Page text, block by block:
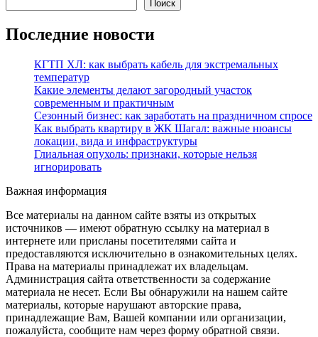
Поиск
Последние новости
КГТП ХЛ: как выбрать кабель для экстремальных
температур
Какие элементы делают загородный участок
современным и практичным
Сезонный бизнес: как заработать на праздничном спросе
Как выбрать квартиру в ЖК Шагал: важные нюансы
локации, вида и инфраструктуры
Глиальная опухоль: признаки, которые нельзя
игнорировать
Важная информация
Все материалы на данном сайте взяты из открытых
источников — имеют обратную ссылку на материал в
интернете или присланы посетителями сайта и
предоставляются исключительно в ознакомительных целях.
Права на материалы принадлежат их владельцам.
Администрация сайта ответственности за содержание
материала не несет. Если Вы обнаружили на нашем сайте
материалы, которые нарушают авторские права,
принадлежащие Вам, Вашей компании или организации,
пожалуйста, сообщите нам через форму обратной связи.